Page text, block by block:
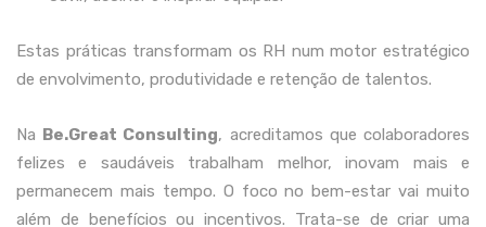
Estas práticas transformam os RH num motor estratégico
de envolvimento, produtividade e retenção de talentos.
Na Be.Great Consulting, acreditamos que colaboradores
felizes e saudáveis trabalham melhor, inovam mais e
permanecem mais tempo. O foco no bem-estar vai muito
além de benefícios ou incentivos. Trata-se de criar uma